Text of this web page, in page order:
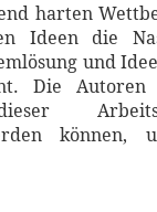
harten
Ideen die
und
Die
können,